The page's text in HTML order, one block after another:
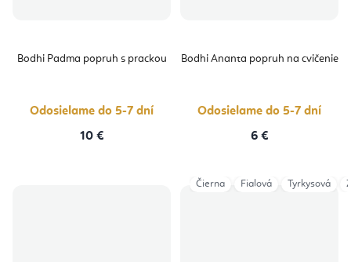
Bodhi Padma popruh s prackou
Odosielame do 5-7 dní
10 €
Bodhi Ananta popruh na cvičenie
Odosielame do 5-7 dní
6 €
Čierna Fialová Tyrkysová